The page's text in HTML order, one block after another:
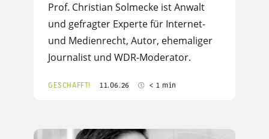
Prof. Christian Solmecke ist Anwalt
und gefragter Experte für Internet-
und Medienrecht, Autor, ehemaliger
Journalist und WDR-Moderator.
GESCHAFFT! 11.06.26 < 1 min